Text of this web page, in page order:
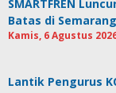
SMARTFREN
Batas di Semarang
Kamis, 6 Agustus
Lantik Pengurus